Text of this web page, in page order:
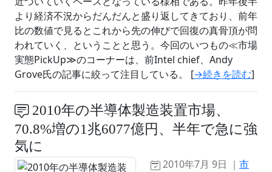
より経済不況からだんだんと盛り返してきており、前年
比の数値で見るとこれから先の伸びで回復の真骨頂が問
われていく、ということと思う。今回のいつもの≪市場
実態PickUp≫のコーナーは、前Intel chief、Andy
Grove氏の記事に絞って注目している。 [→続きを読む]
2010年の半導体製造装置市場、
70.8%増の1兆6077億円、半年で急に強
気に
2010年7月 9日 ｜ 市